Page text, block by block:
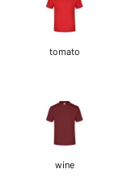
tomato
wine